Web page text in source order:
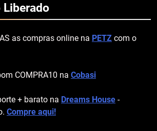
as compras online na PETZ com o
COMPRA10 na Cobasi
+ barato na Dreams House -
Compre aqui!